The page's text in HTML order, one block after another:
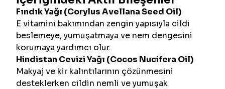
Fındık Yağı (Corylus Avellana Seed Oil)
E vitamini bakımından zengin yapısıyla cildi
beslemeye, yumuşatmaya ve nem dengesini
korumaya yardımcı olur.
Hindistan Cevizi Yağı (Cocos Nucifera Oil)
Makyaj ve kir kalıntılarının çözünmesini
desteklerken cildin nemli ve yumuşak